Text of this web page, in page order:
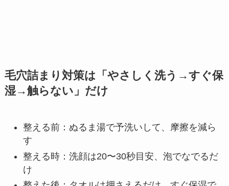
毛穴詰まり対策は「やさしく洗う→すぐ保
湿→触らない」だけ
整える前：ぬるま湯で予洗いして、摩擦を減ら
す
整える時：洗顔は20〜30秒目安、泡でなでるだ
け